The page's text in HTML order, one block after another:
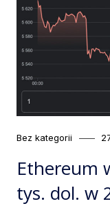
Category
Bez kategorii
Ethereum
tys. dol. w